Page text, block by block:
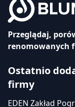
Przeglądaj,
renomowanych
Ostatnio
firmy
EDEN Zakład